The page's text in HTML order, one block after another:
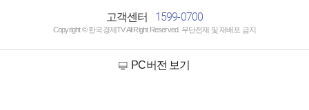
고객센터 1599-0700
Copyright © 한국경제TV All Right Reserved. 무단전재 및 재배포 금지
PC버전 보기